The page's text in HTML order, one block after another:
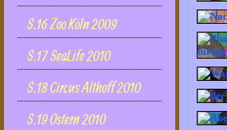
S.16 Zoo Köln 2009
S.17 SeaLife 2010
S.18 Circus Althoff 2010
S.19 Ostern 2010